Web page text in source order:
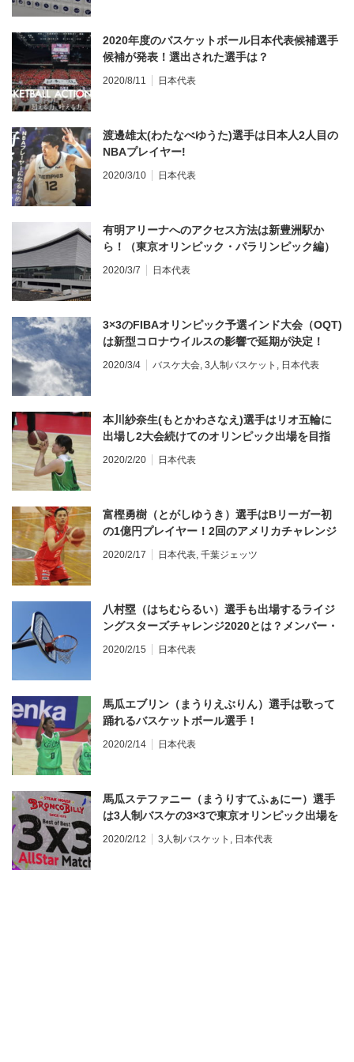
2020年度のバスケットボール日本代表候補選手
候補が発表！選出された選手は？
2020/8/11 日本代表
渡邊雄太(わたなべゆうた)選手は日本人2人目の
NBAプレイヤー!
2020/3/10 日本代表
有明アリーナへのアクセス方法は新豊洲駅か
ら！（東京オリンピック・パラリンピック編）
2020/3/7 日本代表
3×3のFIBAオリンピック予選インド大会（OQT)
は新型コロナウイルスの影響で延期が決定！
2020年4月のハンガリー大会前に実施予定！
2020/3/4 バスケ大会, 3人制バスケット , 日本代表
本川紗奈生(もとかわさなえ)選手はリオ五輪に
出場し2大会続けてのオリンピック出場を目指
2020/2/20 日本代表
富樫勇樹（とがしゆうき）選手はBリーガー初
の1億円プレイヤー！2回のアメリカチャレンジ
を経てオリンピック出場へ
2020/2/17 日本代表, 千葉ジェッツ
八村塁（はちむらるい）選手も出場するライジ
ングスターズチャレンジ2020とは？メンバー・
視聴方法を紹介！
2020/2/15 日本代表
馬瓜エブリン（まうりえぶりん）選手は歌って
踊れるバスケットボール選手！
2020/2/14 日本代表
馬瓜ステファニー（まうりすてふぁにー）選手
は3人制バスケの3×3で東京オリンピック出場を
2020/2/12 3人制バスケット , 日本代表